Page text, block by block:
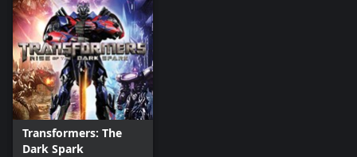
Transformers: The
Dark Spark